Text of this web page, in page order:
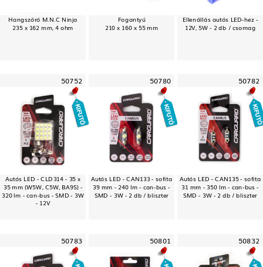
Hangszóró M.N.C Ninja
235 x 162 mm, 4 ohm
Fogantyú
210 x 160 x 55 mm
Ellenállás autós LED-hez -
12V, 5W - 2 db / csomag
50752
Autós LED - CLD314 - 35 x
35 mm (W5W, C5W, BA9S) -
320 lm - can-bus - SMD - 3W
- 12V
50780
Autós LED - CAN133 - sofita
39 mm - 240 lm - can-bus -
SMD - 3W - 2 db / bliszter
50782
Autós LED - CAN135 - sofita
31 mm - 350 lm - can-bus -
SMD - 3W - 2 db / bliszter
50783 50801 50832